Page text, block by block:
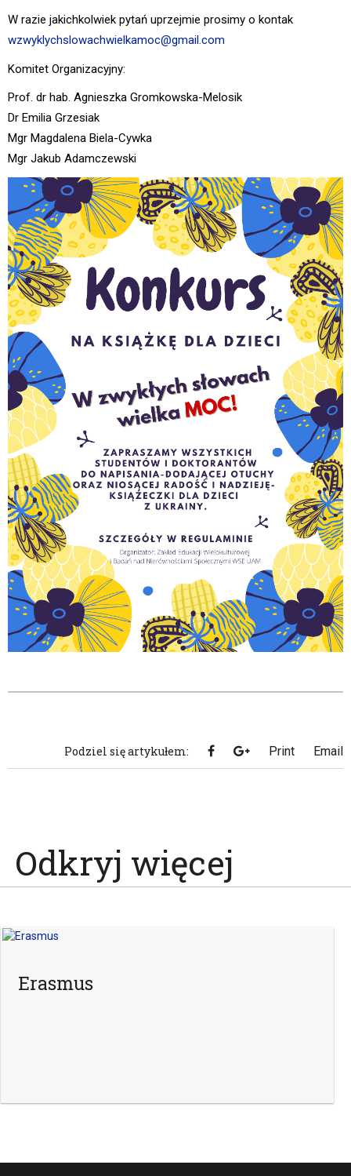
W razie jakichkolwiek pytań uprzejmie prosimy o kontak
wzwyklychslowachwielkamoc@gmail.com
Komitet Organizacyjny:
Prof. dr hab. Agnieszka Gromkowska-Melosik
Dr Emilia Grzesiak
Mgr Magdalena Biela-Cywka
Mgr Jakub Adamczewski
Podziel się artykułem: Print Email
Odkryj więcej
Erasmus